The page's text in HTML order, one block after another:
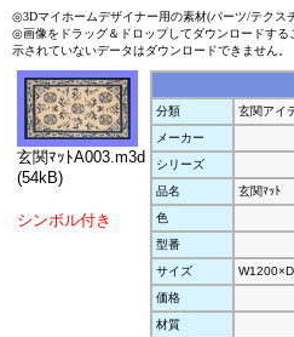
◎3Dマイホームデザイナー用の素材(パーツ/テクス
◎画像をドラッグ＆ドロップしてダウンロードす
示されていないデータはダウンロードできません。
玄関ﾏｯﾄA003.m3d
(54kB)
シンボル付き
分類
玄関アイ
メーカー
シリーズ
品名
玄関ﾏｯﾄ
色
型番
サイズ
価格
材質